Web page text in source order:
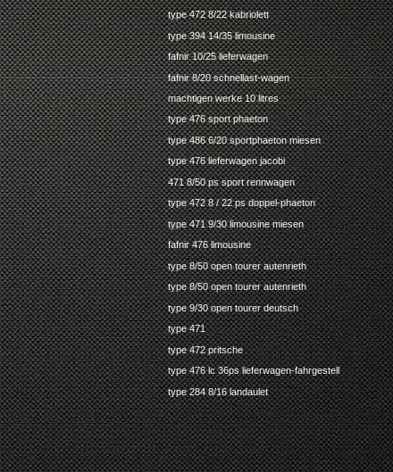
type 472 8/22 kabriolett
type 394 14/35 limousine
fafnir 10/25 lieferwagen
fafnir 8/20 schnellast-wagen
machtigen werke 10 litres
type 476 sport phaeton
type 486 6/20 sportphaeton miesen
type 476 lieferwagen jacobi
471 8/50 ps sport rennwagen
type 472 8 / 22 ps doppel-phaeton
type 471 9/30 limousine miesen
fafnir 476 limousine
type 8/50 open tourer autenrieth
type 8/50 open tourer autenrieth
type 9/30 open tourer deutsch
type 471
type 472 pritsche
type 476 lc 36ps lieferwagen-fahrgestell
type 284 8/16 landaulet